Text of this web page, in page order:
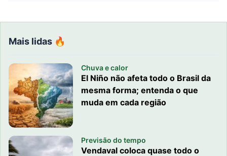
Mais lidas 🔥
Chuva e calor
El Niño não afeta todo o Brasil da
mesma forma; entenda o que
muda em cada região
Previsão do tempo
Vendaval coloca quase todo o